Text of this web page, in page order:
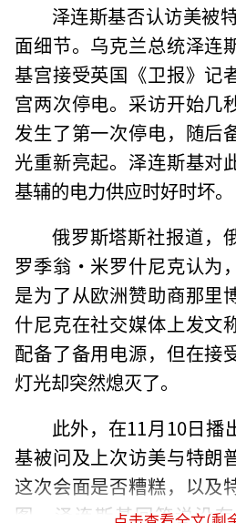
泽连斯基否认访美被
面细节。乌克兰总统泽连
基宫接受英国《卫报》记
宫两次停电。采访开始几
发生了第一次停电，随后
光重新亮起。泽连斯基对
基辅的电力供应时好时坏。
俄罗斯塔斯社报道，
罗季翁·米罗什尼克认为
是为了从欧洲赞助商那里
什尼克在社交媒体上发文
配备了备用电源，但在接
灯光却突然熄灭了。
此外，在11月10日播
基被问及上次访美与特朗
这次会面是否糟糕，以及
图。泽连斯基回答说没